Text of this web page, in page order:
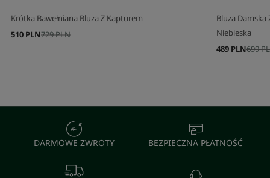
Krótka Bawełniana Bluza Z Kapturem
729 PLN
510 PLN
Bluza Damska
Niebieska
699
489 PLN
DARMOWE ZWROTY BEZPIECZNA PŁATNOŚĆ